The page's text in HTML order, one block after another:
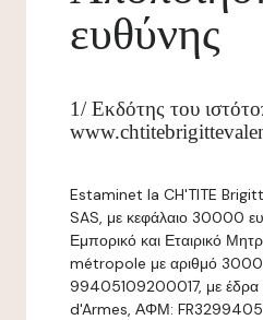
ευθύνης
1/ Εκδότης του
Estaminet la CH'TITE
SAS, με κεφάλαιο 30000
Εμπορικό και Εταιρικό
métropole με αριθμό
99405109200017, με
d'Armes, ΑΦΜ: